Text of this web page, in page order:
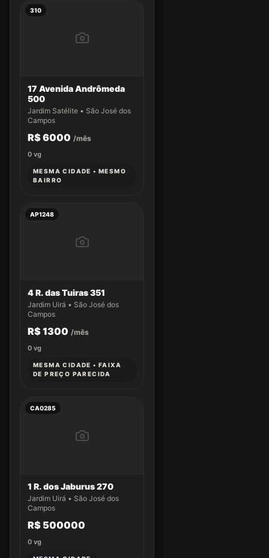
310
17 Avenida Andrômeda
500
Jardim Satélite • São José dos
Campos
R$ 6000 /mês
0 vg
MESMA CIDADE • MESMO
BAIRRO
AP1248
4 R. das Tuiras 351
Jardim Uirá • São José dos
Campos
R$ 1300 /mês
0 vg
MESMA CIDADE • FAIXA
DE PREÇO PARECIDA
CA0285
1 R. dos Jaburus 270
Jardim Uirá • São José dos
Campos
R$ 500000
0 vg